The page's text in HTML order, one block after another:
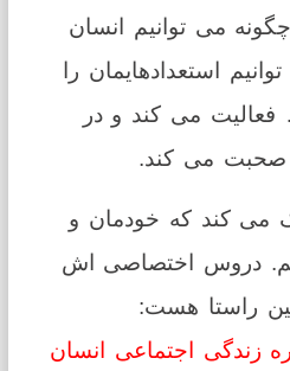
می توانیم انسان
استعدادهایمان را
می کند و در
می کند.
کند که خودمان و
دروس اختصاصی اش
راستا هست:
زندگی اجتماعی انسان